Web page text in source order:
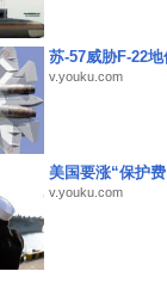
苏-57威胁F-22地
v.youku.com
美国要涨“保护
v.youku.com